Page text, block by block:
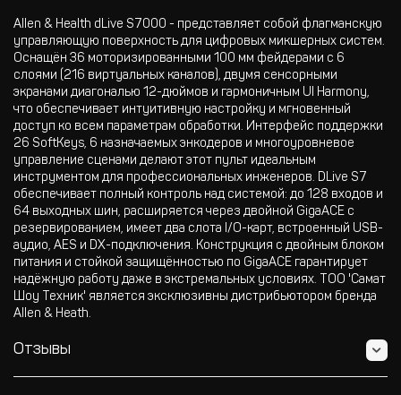
Allen & Health dLive S7000 - представляет собой флагманскую
управляющую поверхность для цифровых микшерных систем.
Оснащён 36 моторизированными 100 мм фейдерами с 6
слоями (216 виртуальных каналов), двумя сенсорными
экранами диагональю 12-дюймов и гармоничным UI Harmony,
что обеспечивает интуитивную настройку и мгновенный
доступ ко всем параметрам обработки. Интерфейс поддержки
26 SoftKeys, 6 назначаемых энкодеров и многоуровневое
управление сценами делают этот пульт идеальным
инструментом для профессиональных инженеров. DLive S7
обеспечивает полный контроль над системой: до 128 входов и
64 выходных шин, расширяется через двойной GigaACE c
резервированием, имеет два слота I/O-карт, встроенный USB-
аудио, AES и DX-подключения. Конструкция с двойным блоком
питания и стойкой защищённостью по GigaACE гарантирует
надёжную работу даже в экстремальных условиях. ТОО 'Самат
Шоу Техник' является эксклюзивны дистрибьютором бренда
Allen & Heath.
Отзывы